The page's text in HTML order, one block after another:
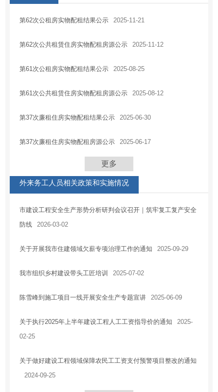
第62次公租房实物配租结果公示 2025-11-21
第62次公共租赁住房实物配租房源公示 2025-11-12
第61次公租房实物配租结果公示 2025-08-25
第61次公共租赁住房实物配租房源公示 2025-08-12
第37次廉租住房实物配租结果公示 2025-06-30
第37次廉租住房实物配租房源公示 2025-06-17
更多
外来务工人员相关政策和实施情况
市建设工程安全生产形势分析研判会议召开｜筑牢复工复产安全
防线
2026-03-02
关于开展我市住建领域欠薪专项治理工作的通知 2025-09-29
我市组织乡村建设带头工匠培训 2025-07-02
陈雪峰到施工项目一线开展安全生产专题宣讲 2025-06-09
关于执行2025年上半年建设工程人工工资指导价的通知
2025-
02-25
关于做好建设工程领域保障农民工工资支付预警项目整改的通知
2024-09-25